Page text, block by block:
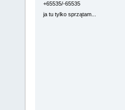
+65535/-65535
ja tu tylko sprzątam...